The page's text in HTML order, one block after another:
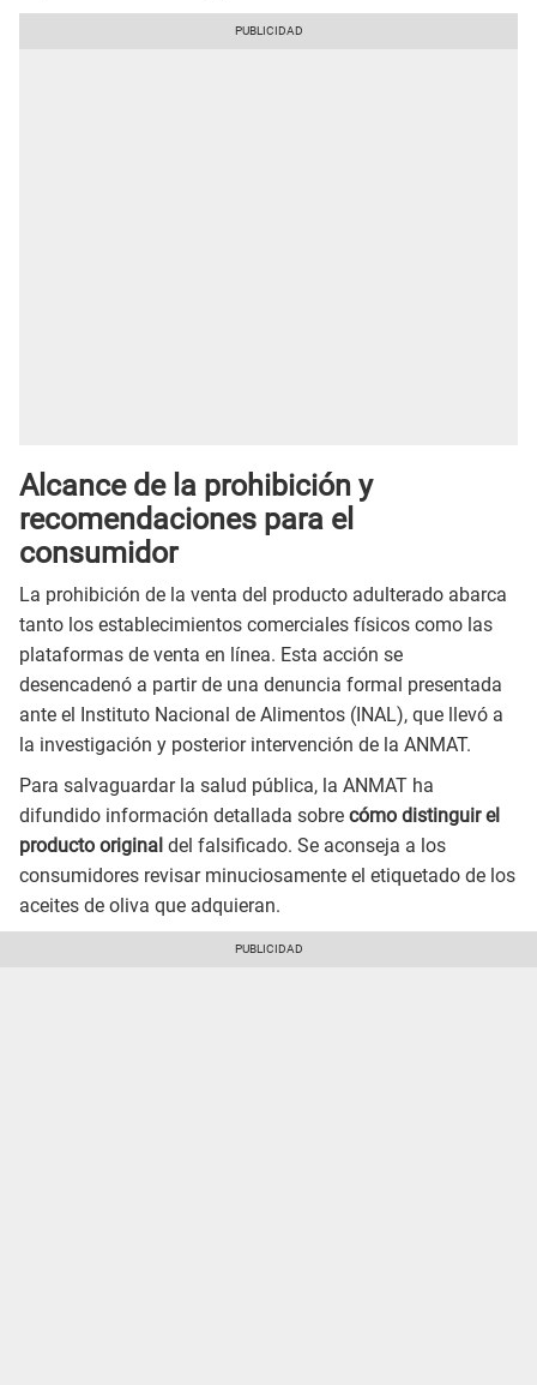
Alcance de la prohibición y
recomendaciones para el
consumidor
La prohibición de la venta del producto adulterado abarca
tanto los establecimientos comerciales físicos como las
plataformas de venta en línea. Esta acción se
desencadenó a partir de una denuncia formal presentada
ante el Instituto Nacional de Alimentos (INAL), que llevó a
la investigación y posterior intervención de la ANMAT.
Para salvaguardar la salud pública, la ANMAT ha
difundido información detallada sobre cómo distinguir el
producto original del falsificado. Se aconseja a los
consumidores revisar minuciosamente el etiquetado de los
aceites de oliva que adquieran.